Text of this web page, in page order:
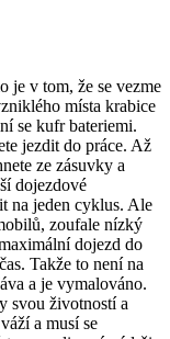
je v tom, že se vezme
místa krabice
se kufr bateriemi.
jezdit do práce. Až
ze zásuvky a
dojezdové
na jeden cyklus. Ale
zoufale nízký
dojezd do
Takže to není na
a je vymalováno.
svou životností a
a musí se